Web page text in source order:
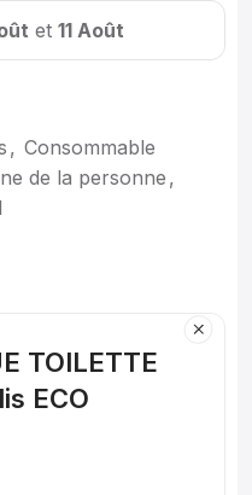
et 11 Août
, Consommable
de la personne ,
TOILETTE
ECO